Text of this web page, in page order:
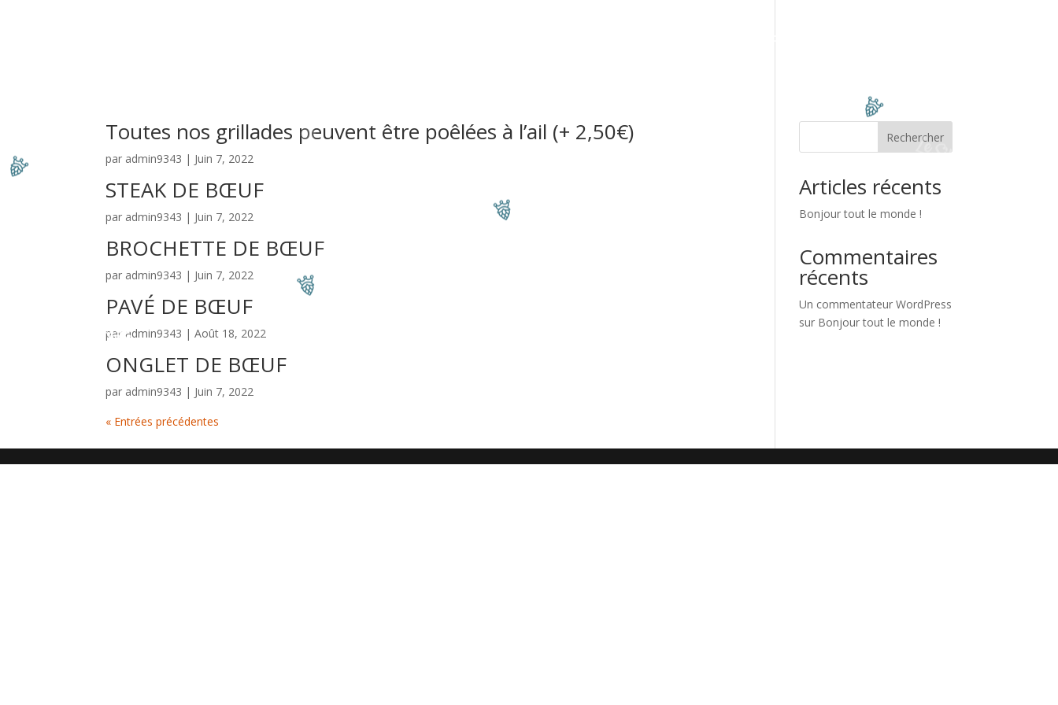
Contact
Toutes nos grillades peuvent être poêlées à l’ail (+ 2,50€)
par admin9343 | Juin 7, 2022
STEAK DE BŒUF
par admin9343 | Juin 7, 2022
BROCHETTE DE BŒUF
par admin9343 | Juin 7, 2022
PAVÉ DE BŒUF
par admin9343 |Août 18, 2022
ONGLET DE BŒUF
par admin9343 | Juin 7, 2022
« Entrées précédentes
Rechercher
Articles récents
Bonjour tout le monde !
Commentaires
récents
Un commentateur WordPress
sur Bonjour tout le monde !